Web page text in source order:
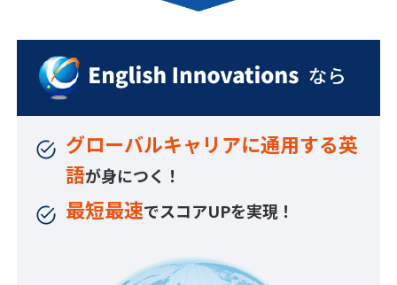
グローバルキャリアに通用する英
語が身につく！
最短最速でスコアUPを実現！